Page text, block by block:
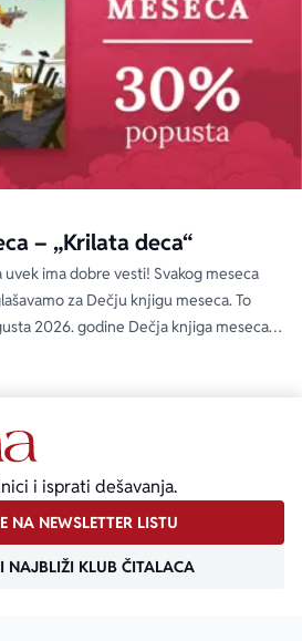
– „Krilata deca“
ima dobre vesti! Svakog meseca
za Dečju knjigu meseca. To
2026. godine Dečja knjiga meseca
popustu od 30%. Uz ovaj popust ne
i isprati dešavanja.
NA NEWSLETTER LISTU
NAJBLIŽI KLUB ČITALACA